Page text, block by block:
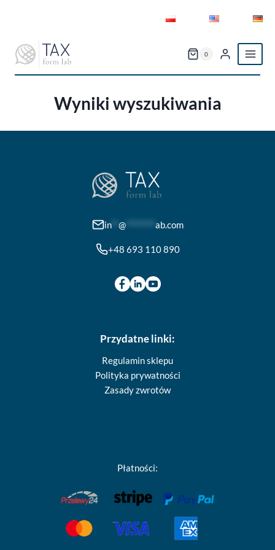
0
Wyniki wyszukiwania
in** @******** ab.com
+48 693 110 890
Przydatne linki:
Regulamin sklepu
Polityka prywatności
Zasady zwrotów
Płatności: